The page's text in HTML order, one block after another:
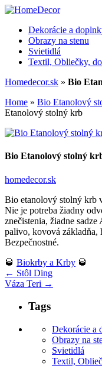
Dekorácie a
Obrazy na stenu
Svietidlá
Textil, Obliečky,
Homedecor.sk » Bio
Home » Bio Etanolový
Etanolový stolný krb
Bio Etanolový stolný
homedecor.sk
Bio etanolový stolný krb
Nie je potreba žiadny
znečistenia, žiadne
palivo, kovová základňa,
Bezpečnostné.
🥃 Biokrby a Krby 🥃
← Stôl Ding
Váza Teri →
Tags
Dekorácie a
Obrazy na
Svietidlá
Textil,